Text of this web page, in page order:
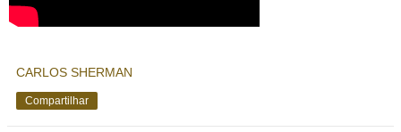
CARLOS SHERMAN
Compartilhar